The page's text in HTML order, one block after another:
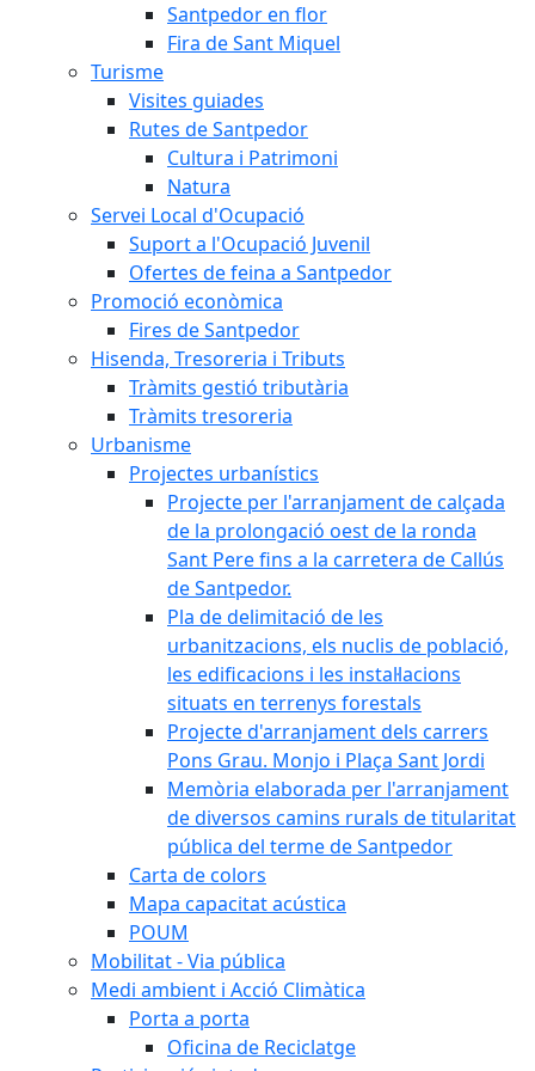
Santpedor en flor
Fira de Sant Miquel
Turisme
Visites guiades
Rutes de Santpedor
Cultura i Patrimoni
Natura
Servei Local d'Ocupació
Suport a l'Ocupació Juvenil
Ofertes de feina a Santpedor
Promoció econòmica
Fires de Santpedor
Hisenda, Tresoreria i Tributs
Tràmits gestió tributària
Tràmits tresoreria
Urbanisme
Projectes urbanístics
Projecte per l'arranjament de calçada
de la prolongació oest de la ronda
Sant Pere fins a la carretera de Callús
de Santpedor.
Pla de delimitació de les
urbanitzacions, els nuclis de població,
les edificacions i les instal·lacions
situats en terrenys forestals
Projecte d'arranjament dels carrers
Pons Grau. Monjo i Plaça Sant Jordi
Memòria elaborada per l'arranjament
de diversos camins rurals de titularitat
pública del terme de Santpedor
Carta de colors
Mapa capacitat acústica
POUM
Mobilitat - Via pública
Medi ambient i Acció Climàtica
Porta a porta
Oficina de Reciclatge